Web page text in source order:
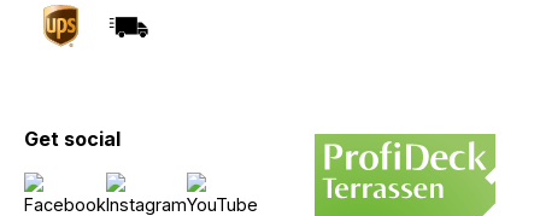
Get social